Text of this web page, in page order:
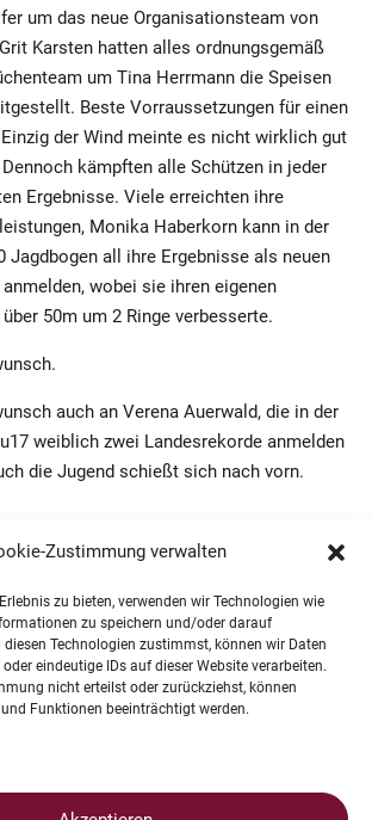
Zustimmung verwalten
zu bieten, verwenden wir Technologien wie
zu speichern und/oder darauf
Technologien zustimmst, können wir Daten
eindeutige IDs auf dieser Website verarbeiten.
nicht erteilst oder zurückziehst, können
Funktionen beeinträchtigt werden.
um das neue Organisationsteam von
Karsten hatten alles ordnungsgemäß
um Tina Herrmann die Speisen
Beste Vorraussetzungen für einen
der Wind meinte es nicht wirklich gut
kämpften alle Schützen in jeder
Ergebnisse. Viele erreichten ihre
Monika Haberkorn kann in der
Jagdbogen all ihre Ergebnisse als neuen
wobei sie ihren eigenen
50m um 2 Ringe verbesserte.
auch an Verena Auerwald, die in der
weiblich zwei Landesrekorde anmelden
die Jugend schießt sich nach vorn.
Masters schossen auch in diesem
sie Spaß an dieser Wettkampfform
für den Verein auch in den nächsten
Trophäen erkämpfen. Diesmal erhielten sie
ihren Mut einen Kugelschreiber mit der
bei einem Wettkampf wie von